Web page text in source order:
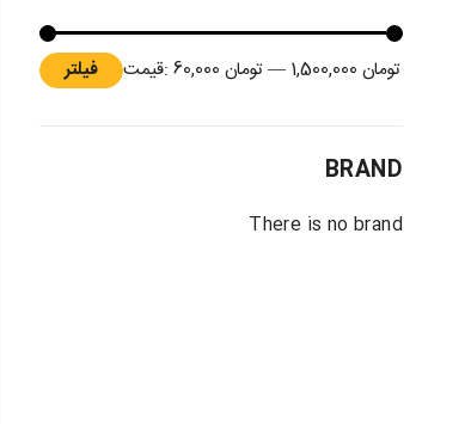
فیلتر قیمت: تومان 60,000— تومان 1,500,000
BRAND
There is no brand